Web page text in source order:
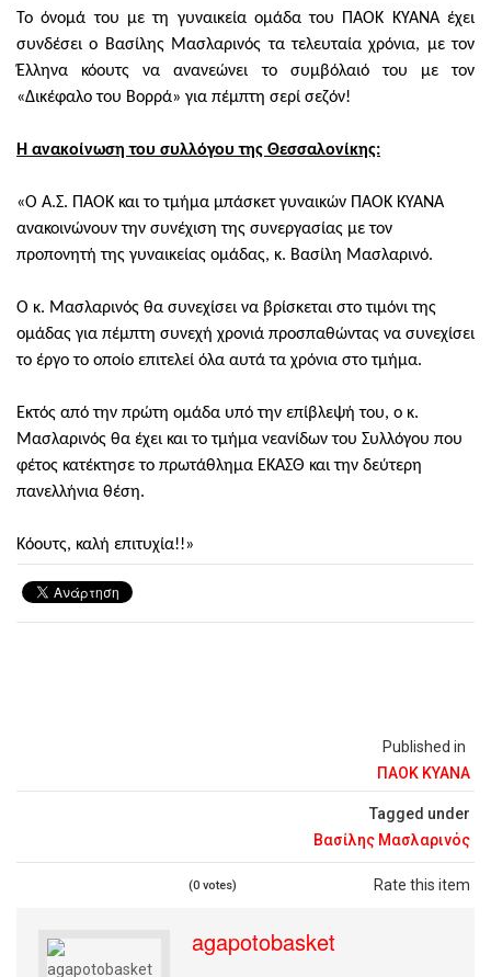
Published in
ΠΑΟΚ ΚΥΑΝΑ
Tagged under
Βασίλης Μασλαρινός
Rate this item
(0 votes)
Το όνομά του με τη γυναικεία ομάδα του ΠΑΟΚ ΚΥΑΝΑ έχει
συνδέσει ο Βασίλης Μασλαρινός τα τελευταία χρόνια, με τον
Έλληνα κόουτς να ανανεώνει το συμβόλαιό του με τον
«Δικέφαλο του Βορρά» για πέμπτη σερί σεζόν!
Η ανακοίνωση του συλλόγου της Θεσσαλονίκης:
«Ο Α.Σ. ΠΑΟΚ και το τμήμα μπάσκετ γυναικών ΠΑΟΚ ΚΥΑΝΑ
ανακοινώνουν την συνέχιση της συνεργασίας με τον
προπονητή της γυναικείας ομάδας, κ. Βασίλη Μασλαρινό.
Ο κ. Μασλαρινός θα συνεχίσει να βρίσκεται στο τιμόνι της
ομάδας για πέμπτη συνεχή χρονιά προσπαθώντας να συνεχίσει
το έργο το οποίο επιτελεί όλα αυτά τα χρόνια στο τμήμα.
Εκτός από την πρώτη ομάδα υπό την επίβλεψή του, ο κ.
Μασλαρινός θα έχει και το τμήμα νεανίδων του Συλλόγου που
φέτος κατέκτησε το πρωτάθλημα ΕΚΑΣΘ και την δεύτερη
πανελλήνια θέση.
Κόουτς, καλή επιτυχία!!»
agapotobasket